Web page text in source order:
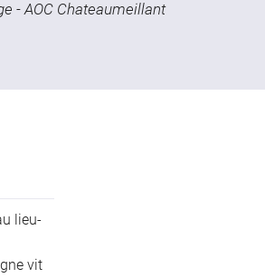
- AOC Chateaumeillant
lieu-
vit